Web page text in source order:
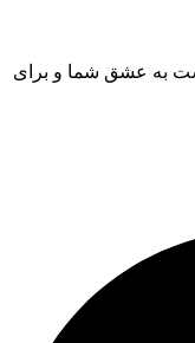
به عشق شما و برای